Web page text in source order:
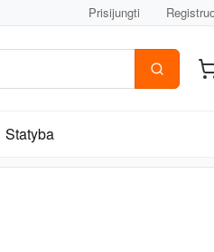
Prisijungti
Statyba